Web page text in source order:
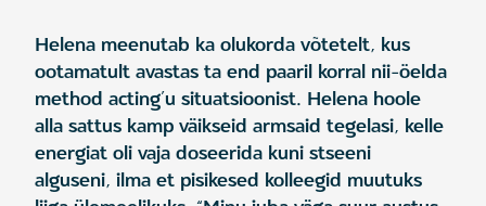
Helena meenutab ka olukorda võtetelt, kus
ootamatult avastas ta end paaril korral nii-öelda
method acting’u situatsioonist. Helena hoole
alla sattus kamp väikseid armsaid tegelasi, kelle
energiat oli vaja doseerida kuni stseeni
alguseni, ilma et pisikesed kolleegid muutuks